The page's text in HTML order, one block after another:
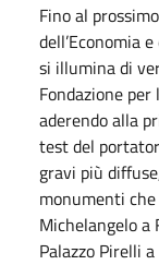
Fino al
dell’Economia
si illumina di
Fondazione
aderendo alla
test del
gravi più
monumenti
Michelangelo a
Palazzo Pirelli